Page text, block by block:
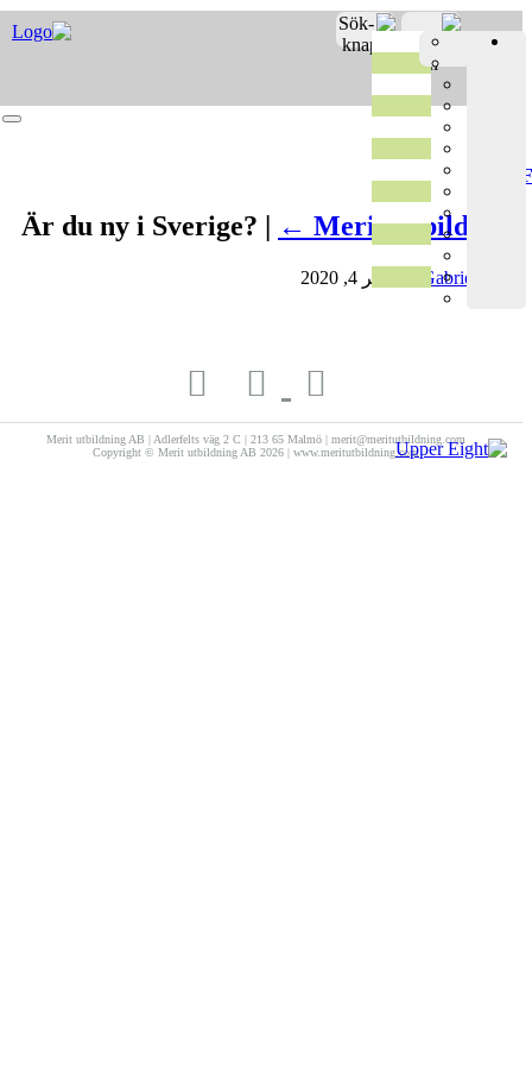
Är du ny i Sverige? | ←Merit
Gabriela
|نوامبر 4, 2020
Merit utbildning AB | Adlerfelts väg 2 C | 213 65 Malmö | merit@meritutbildning.com
Copyright © Merit utbildning AB 2026 | www.meritutbildning.com